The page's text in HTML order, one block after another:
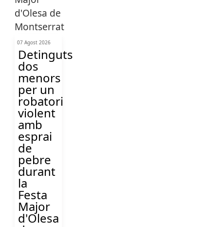
07 Agost 2026
Detinguts
dos
menors
per un
robatori
violent
amb
esprai
de
pebre
durant
la
Festa
Major
d'Olesa